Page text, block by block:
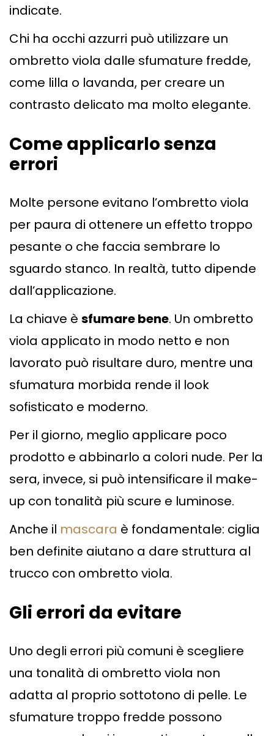
indicate.
Chi ha occhi azzurri può utilizzare un
ombretto viola dalle sfumature fredde,
come lilla o lavanda, per creare un
contrasto delicato ma molto elegante.
Come applicarlo senza
errori
Molte persone evitano l’ombretto viola
per paura di ottenere un effetto troppo
pesante o che faccia sembrare lo
sguardo stanco. In realtà, tutto dipende
dall’applicazione.
La chiave è sfumare bene. Un ombretto
viola applicato in modo netto e non
lavorato può risultare duro, mentre una
sfumatura morbida rende il look
sofisticato e moderno.
Per il giorno, meglio applicare poco
prodotto e abbinarlo a colori nude. Per la
sera, invece, si può intensificare il make-
up con tonalità più scure e luminose.
Anche il mascara è fondamentale: ciglia
ben definite aiutano a dare struttura al
trucco con ombretto viola.
Gli errori da evitare
Uno degli errori più comuni è scegliere
una tonalità di ombretto viola non
adatta al proprio sottotono di pelle. Le
sfumature troppo fredde possono